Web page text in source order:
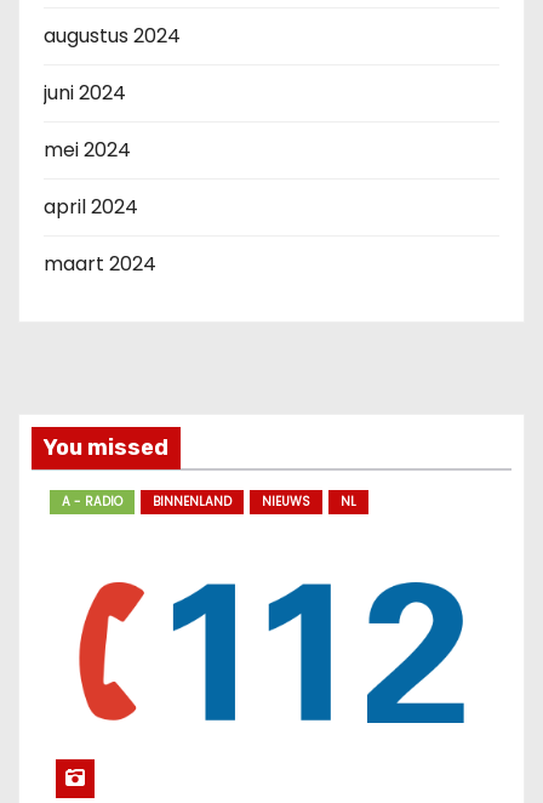
augustus 2024
juni 2024
mei 2024
april 2024
maart 2024
You missed
A - RADIO BINNENLAND NIEUWS NL